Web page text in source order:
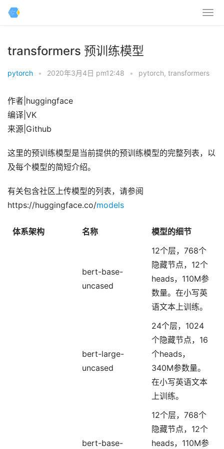
transformers 预训练模型
pytorch • 2020年3月4日 pm12:48 • pytorch, transformers
作者|huggingface
编译|VK
来源|Github
这里的预训练模型是当前提供的预训练模型的完整列表，以
及每个模型的简短介绍。
有关包含社区上传模型的列表，请参阅
https://huggingface.co/models
体系架构 名称 模型的细节
bert-base-
uncased
12个层，768个
隐藏节点，12个
heads，110M参
数量。在小写英
语文本上训练。
bert-large-
uncased
24个层，1024
个隐藏节点，16
个heads，
340M参数量。
在小写英语文本
上训练。
bert-base-
12个层，768个
隐藏节点，12个
heads，110M参